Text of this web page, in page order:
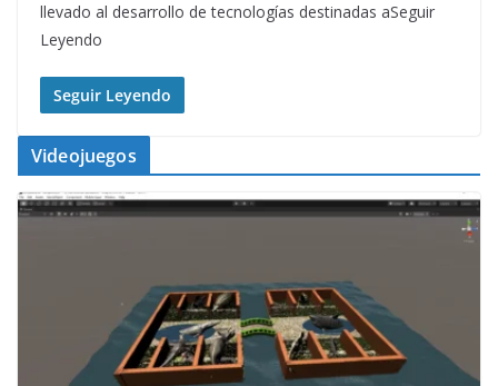
llevado al desarrollo de tecnologías destinadas aSeguir
Leyendo
Seguir Leyendo
Videojuegos